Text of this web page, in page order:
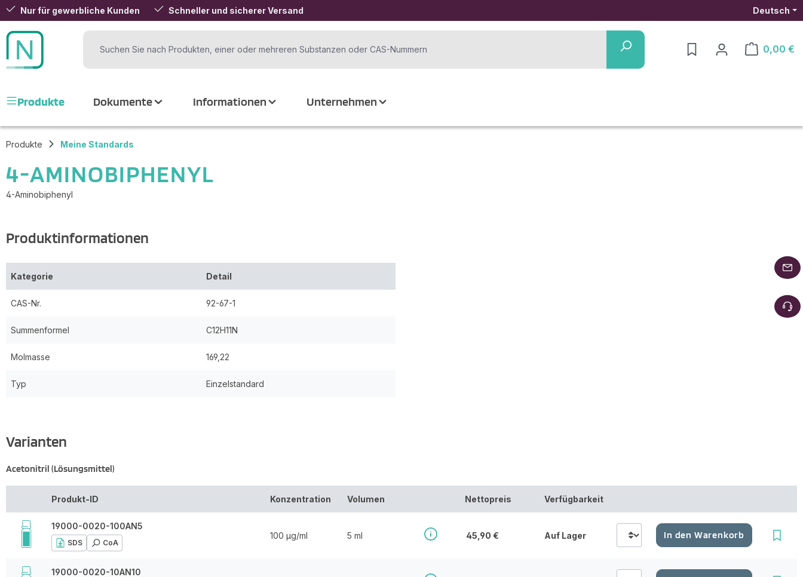
Hauptinhalt springen
Zur Suche springen
Zur Hauptnavigation springen
Nur für gewerbliche Kunden Schneller und sicherer Versand Deutsch
0,00 €
Warenkorb
Produkte Dokumente Informationen Unternehmen
Produkte Meine Standards
4-AMINOBIPHENYL
4-Aminobiphenyl
Produktinformationen
Kategorie Detail
CAS-Nr. 92-67-1
Summenformel C12H11N
Molmasse 169,22
Typ Einzelstandard
Varianten
Acetonitril (Lösungsmittel)
Produkt-ID Konzentration Volumen Nettopreis Verfügbarkeit
19000-0020-100AN5
SDS CoA
100 µg/ml 5 ml 45,90 € Auf Lager In den Warenkorb
19000-0020-10AN10